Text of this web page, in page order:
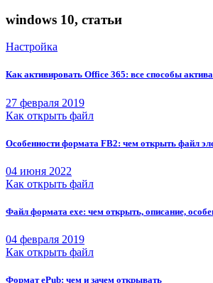
windows 10, статьи
Настройка
Как активировать Office 365: все способы
27 февраля 2019
Как открыть файл
Особенности формата FB2: чем открыть файл
04 июня 2022
Как открыть файл
Файл формата exe: чем открыть, описание,
04 февраля 2019
Как открыть файл
Формат ePub: чем и зачем открывать